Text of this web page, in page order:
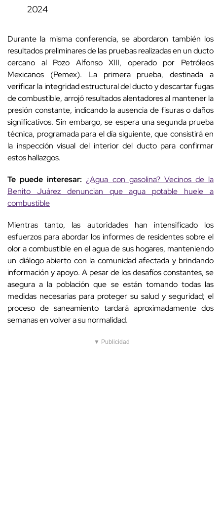
2024
Durante la misma conferencia, se abordaron también los
resultados preliminares de las pruebas realizadas en un ducto
cercano al Pozo Alfonso XIII, operado por Petróleos
Mexicanos (Pemex). La primera prueba, destinada a
verificar la integridad estructural del ducto y descartar fugas
de combustible, arrojó resultados alentadores al mantener la
presión constante, indicando la ausencia de fisuras o daños
significativos. Sin embargo, se espera una segunda prueba
técnica, programada para el día siguiente, que consistirá en
la inspección visual del interior del ducto para confirmar
estos hallazgos.
Te puede interesar:¿Agua con gasolina? Vecinos de la
Benito Juárez denuncian que agua potable huele a
combustible
Mientras tanto, las autoridades han intensificado los
esfuerzos para abordar los informes de residentes sobre el
olor a combustible en el agua de sus hogares, manteniendo
un diálogo abierto con la comunidad afectada y brindando
información y apoyo. A pesar de los desafíos constantes, se
asegura a la población que se están tomando todas las
medidas necesarias para proteger su salud y seguridad; el
proceso de saneamiento tardará aproximadamente dos
semanas en volver a su normalidad.
▼ Publicidad